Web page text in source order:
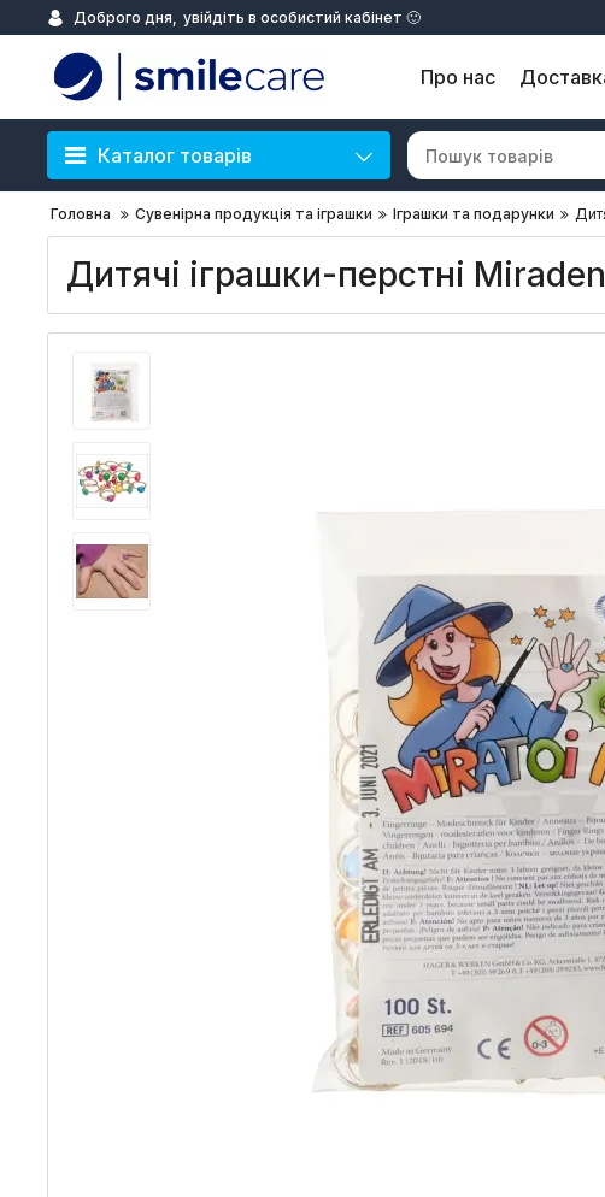
Доброго дня, увійдіть в особистий кабінет 🙂
Про нас
Каталог товарів
Головна Сувенірна продукція та іграшки Іграшки та подарунки
Дитячі іграшки-перстні